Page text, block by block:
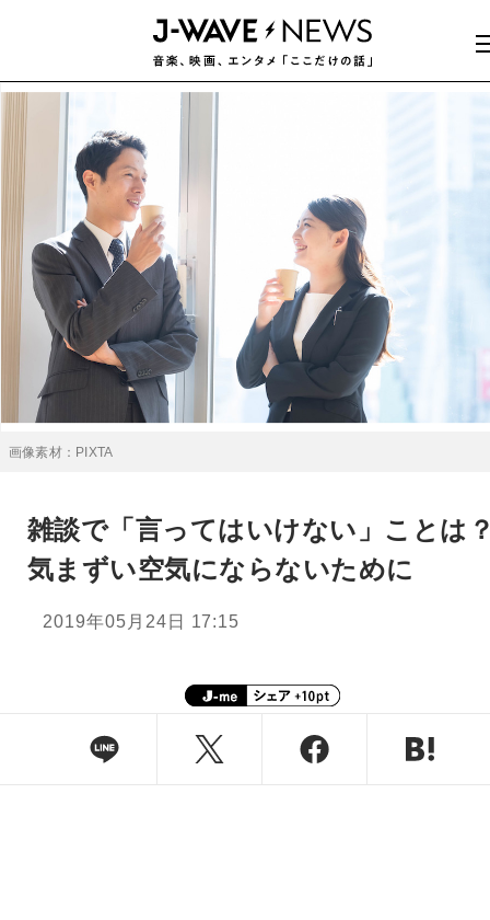
画像素材：PIXTA
雑談で「言ってはいけない」ことは
気まずい空気にならないために
2019年05月24日 17:15